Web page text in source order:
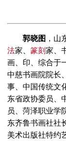
郭晓图 ，山
法家、 篆刻家、
画、印、综合于
中慈书画院院长
事、中国传统文
东省政协委员、
员、菏泽职业学
东齐鲁书画社社
美术出版社特约